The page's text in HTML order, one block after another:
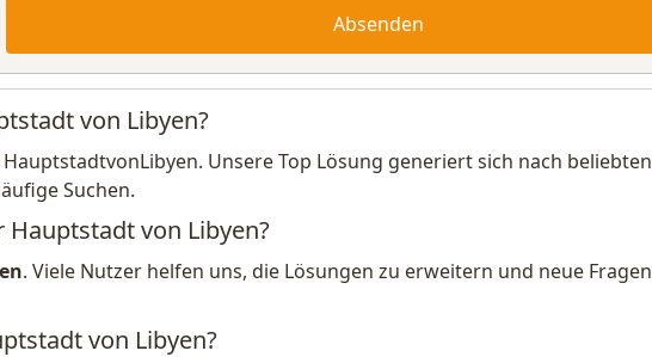
Absenden
von Libyen?
Unsere Top Lösung generiert sich nach beliebten
Suchen.
von Libyen?
. Viele Nutzer helfen uns, die Lösungen zu erweitern und neue Fragen
von Libyen?